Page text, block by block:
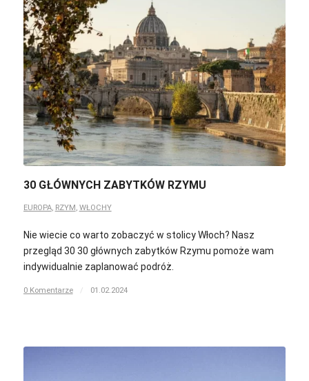
30 GŁÓWNYCH ZABYTKÓW RZYMU
EUROPA, RZYM , WŁOCHY
Nie wiecie co warto zobaczyć w stolicy Włoch? Nasz
przegląd 30 30 głównych zabytków Rzymu pomoże wam
indywidualnie zaplanować podróż.
0 Komentarze / 01.02.2024